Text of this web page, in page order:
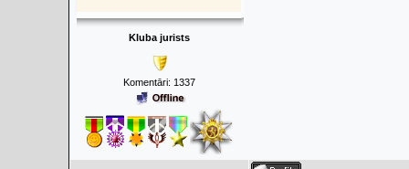
Kluba jurists
Komentāri: 1337